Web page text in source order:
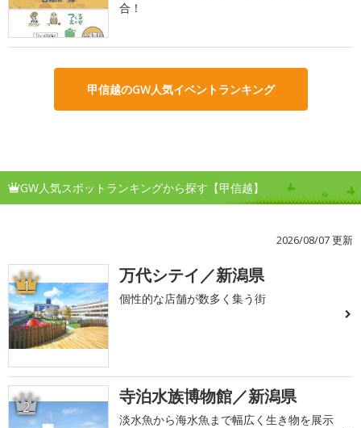
合！
甲信越のGW人気イベントランキング
GW人気スポットランキングから探す【甲信越】
2026/08/07 更新
1 万代シテイ／新潟県
個性的な店舗が数多く集う街
2 寺泊水族博物館／新潟県
淡水魚から海水魚まで幅広く生き物を展示